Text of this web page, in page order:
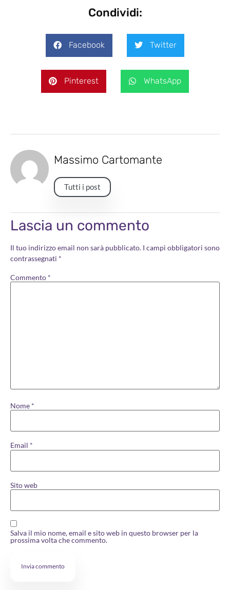
Condividi:
Facebook Twitter
Pinterest WhatsApp
Massimo Cartomante
Tutti i post
Lascia un commento
Il tuo indirizzo email non sarà pubblicato. I campi obbligatori sono
contrassegnati *
Commento *
Nome *
Email *
Sito web
Salva il mio nome, email e sito web in questo browser per la
prossima volta che commento.